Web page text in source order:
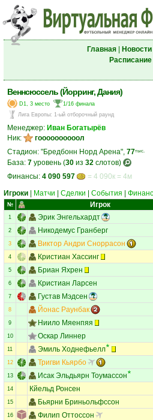
Главная| Новости|
Расписание|
Веннсюссель (Йорринг, Дания)
D1, 3 место
1/16 финала
Лига Европы: 1-ый отборочный раунд
Менеджер: Иван Богатырёв
Ник:
гоооооооооол
Стадион: "Бредбонн Норд Арена", 77тыс.
База: 7 уровень (30 из 32 слотов)
Финансы: 4 090 597
= 4 090к = 4м
Игроки
Матчи Сделки События
№ Игрок
1 Эрик Энгельхардт
2 Никодемус Гранберг
3 Виктор Андри Сноррасон
4 Кристиан Хассинг
5 Бриан Яхрен
6 Кристиан Ларсен
7 Густав Мэдсен
8 Йонас Раунбак
9 Ниило Мяенпяя
10 Оскар Линнер
11 Эмиль Ходнефьелл
12 Тригви Кьярбо
13 Исак Эльдьярн Тоумассон
14 Кйельд Ронсен
15 Бьярни Бриньольфссон
16 Филип Оттоссон